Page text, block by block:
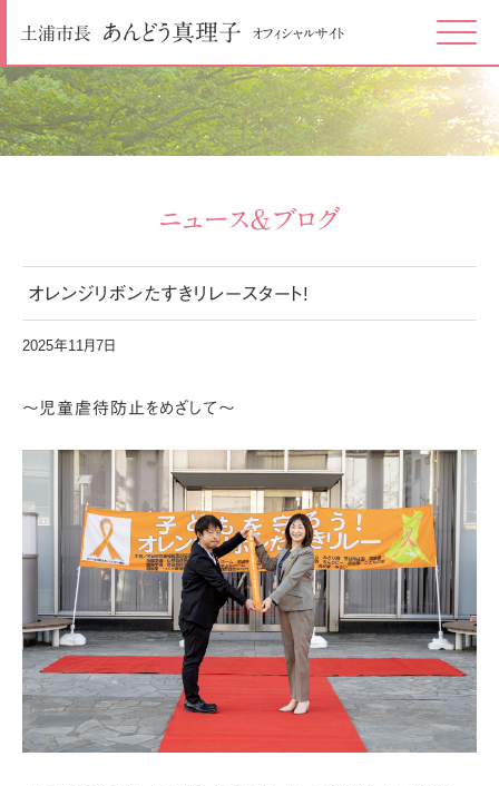
土浦市長 あんどう真理子 オフィシャルサイト Click
ニュース＆ブログ
オレンジリボンたすきリレースタート!
2025年11月7日
～児童虐待防止をめざして～